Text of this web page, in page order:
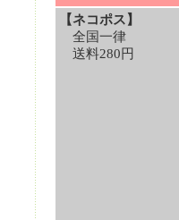
【ネコポス】
全国一律
送料280円